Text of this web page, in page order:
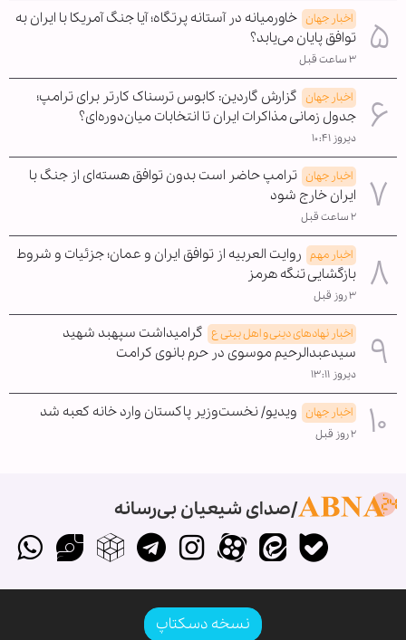
اخبار جهان خاورمیانه در آستانه پرتگاه؛ آیا جنگ آمریکا با ایران به
توافق پایان می‌یابد؟
۳ ساعت قبل
اخبار جهان گزارش گاردین: کابوس ترسناک کارتر برای ترامپ؛
جدول زمانی مذاکرات ایران تا انتخابات میان‌دوره‌ای؟
دیروز ۱۰:۴۱
اخبار جهان ترامپ حاضر است بدون توافق هسته‌ای از جنگ با
ایران خارج شود
۲ ساعت قبل
اخبار مهم روایت العربیه از توافق ایران و عمان؛ جزئیات و شروط
بازگشایی تنگه هرمز
۳ روز قبل
اخبار نهادهای دینی و اهل بیتی ع گرامیداشت سپهبد شهید
سیدعبدالرحیم موسوی در حرم بانوی کرامت
دیروز ۱۳:۱۱
اخبار جهان ویدیو/ نخست‌وزیر پاکستان وارد خانه کعبه شد
۲ روز قبل
صدای شیعیان بی‌رسانه
نسخه دسکتاپ